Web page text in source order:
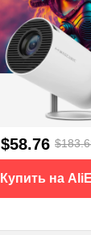
$58.76
Купить на